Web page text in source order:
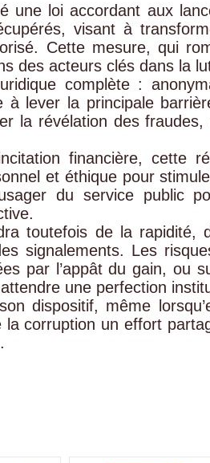
une loi accordant aux
visant à
Cette mesure, qui
des acteurs clés dans la
complète :
à lever la principale
la révélation des
financière, cette
et éthique pour
du service public
toutefois de la rapidité,
signalements. Les
par l’appât du gain, ou
une perfection
dispositif, même
corruption un effort